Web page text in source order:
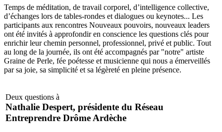
Temps de méditation, de travail corporel, d’intelligence collective,
d’échanges lors de tables-rondes et dialogues ou keynotes... Les
participants aux rencontres Nouveaux pouvoirs, nouveaux leaders
ont été invités à approfondir en conscience les questions clés pour
enrichir leur chemin personnel, professionnel, privé et public. Tout
au long de la journée, ils ont été accompagnés par "notre" artiste
Graine de Perle, fée poétesse et musicienne qui nous a émerveillés
par sa joie, sa simplicité et sa légèreté en pleine présence.
Deux questions à
Nathalie Despert, présidente du Réseau
Entreprendre Drôme Ardèche